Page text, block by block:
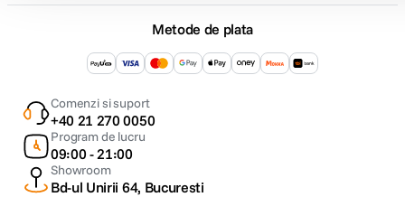
Metode de plata
Comenzi si suport
+40 21 270 0050
Program de lucru
09:00 - 21:00
Showroom
Bd-ul Unirii 64, Bucuresti